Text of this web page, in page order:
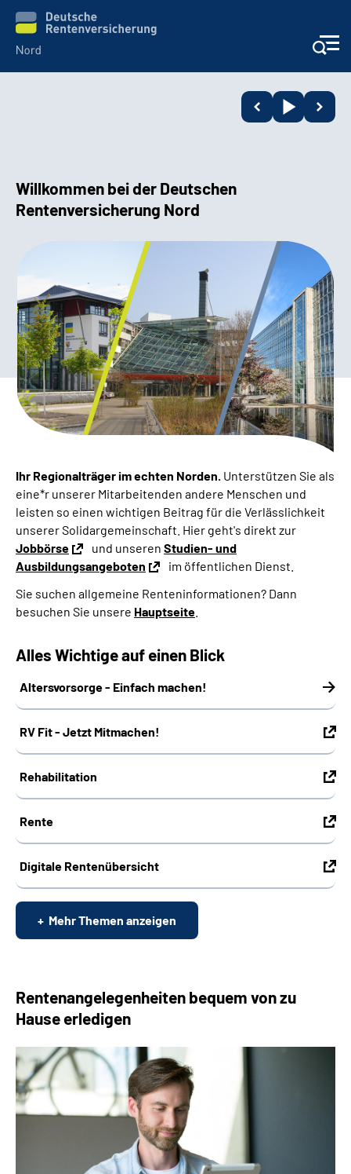
Beratung und Kontakt
Karriere
Über uns
Online-Services
Inhalte in Gebärdensprache (DGS)
Suche
Mein Kundenportal
Willkommen bei der Deutschen
Rentenversicherung Nord
Ihr Regionalträger im echten Norden. Unterstützen Sie als
eine*r unserer Mitarbeitenden andere Menschen und
leisten so einen wichtigen Beitrag für die Verlässlichkeit
unserer Solidargemeinschaft. Hier geht's direkt zur
Jobbörse
und unseren Studien- und
Ausbildungsangeboten
im öffentlichen Dienst.
Sie suchen allgemeine Renteninformationen? Dann
besuchen Sie unsere Hauptseite
Alles Wichtige auf einen Blick
Altersvorsorge - Einfach machen!
RV Fit - Jetzt Mitmachen!
Rehabilitation
Rente
Digitale Rentenübersicht
Mehr Themen anzeigen
Rentenangelegenheiten bequem von zu
Hause erledigen